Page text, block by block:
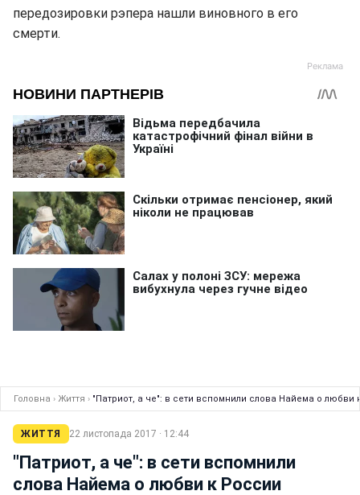
передозировки рэпера нашли виновного в его
смерти.
Головна › Життя › "Патриот, а че": в сети вспомнили слова Найема о любви
ЖИТТЯ 22 листопада 2017 · 12:44
"Патриот, а че": в сети вспомнили
слова Найема о любви к России